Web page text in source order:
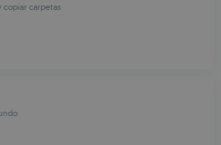
copiar carpetas